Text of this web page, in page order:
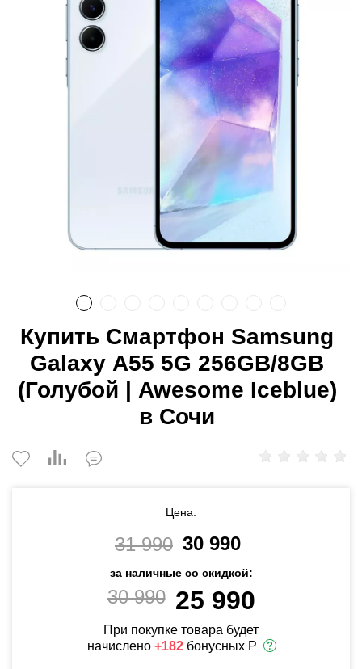
Купить Смартфон Samsung
Galaxy A55 5G 256GB/8GB
(Голубой | Awesome Iceblue)
в Сочи
Цена:
31 990 30 990
за наличные со скидкой:
30 990 25 990
При покупке товара будет
начислено +182 бонусных Р